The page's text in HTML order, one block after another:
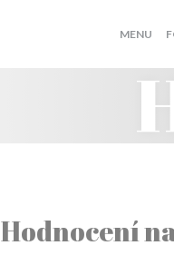
MENU
Hodnocení